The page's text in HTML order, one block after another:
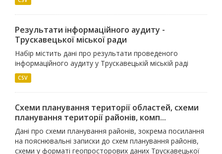
Результати інформаційного аудиту -
Трускавецької міської ради
Набір містить дані про результати проведеного
інформаційного аудиту у Трускавецькій міській раді
CSV
Схеми планування території областей, схеми
планування території районів, комп...
Дані про схеми планування районів, зокрема посилання
на пояснювальні записки до схем планування районів,
схеми у форматі геопросторових даних Трускавецької